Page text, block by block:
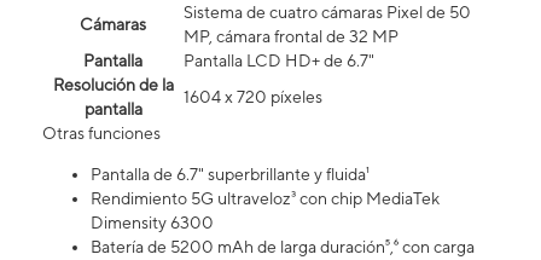
Cámaras
Sistema de cuatro cámaras Pixel de 50
MP, cámara frontal de 32 MP
Pantalla
Pantalla LCD HD+ de 6.7"
Resolución de la
pantalla
1604 x 720 píxeles
Otras funciones
Pantalla de 6.7" superbrillante y fluida¹
Rendimiento 5G ultraveloz³ con chip MediaTek
Dimensity 6300
Batería de 5200 mAh de larga duración⁵,⁶ con carga